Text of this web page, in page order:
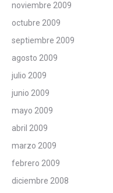
noviembre 2009
octubre 2009
septiembre 2009
agosto 2009
julio 2009
junio 2009
mayo 2009
abril 2009
marzo 2009
febrero 2009
diciembre 2008